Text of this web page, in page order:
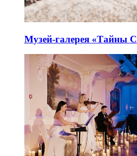
Музей-галерея «Тайны